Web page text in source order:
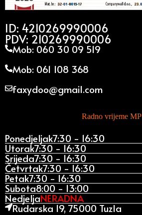
ID: 4210269990006
PDV: 210269990006
Mob: 060 30 09 519
Mob: 061 108 368
faxydoo@gmail.com
Radno vrijeme MP
Ponedjeljak7:30 - 16:30
Utorak7:30 - 16:30
Srijeda7:30 - 16:30
Četvrtak7:30 - 16:30
Petak7:30 - 16:30
Subota8:00 - 13:00
NedjeljaNERADNA
Rudarska 19, 75000 Tuzla